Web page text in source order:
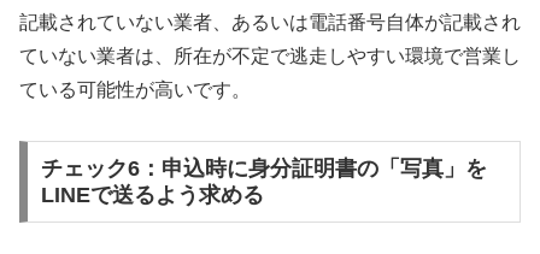
記載されていない業者、あるいは電話番号自体が記載され
ていない業者は、所在が不定で逃走しやすい環境で営業し
ている可能性が高いです。
チェック6：申込時に身分証明書の「写真」を
LINEで送るよう求める